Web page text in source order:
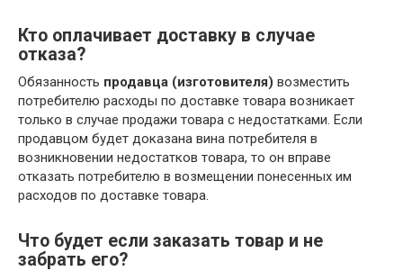
Кто оплачивает доставку в случае
отказа?
Обязанность продавца (изготовителя) возместить
потребителю расходы по доставке товара возникает
только в случае продажи товара с недостатками. Если
продавцом будет доказана вина потребителя в
возникновении недостатков товара, то он вправе
отказать потребителю в возмещении понесенных им
расходов по доставке товара.
Что будет если заказать товар и не
забрать его?